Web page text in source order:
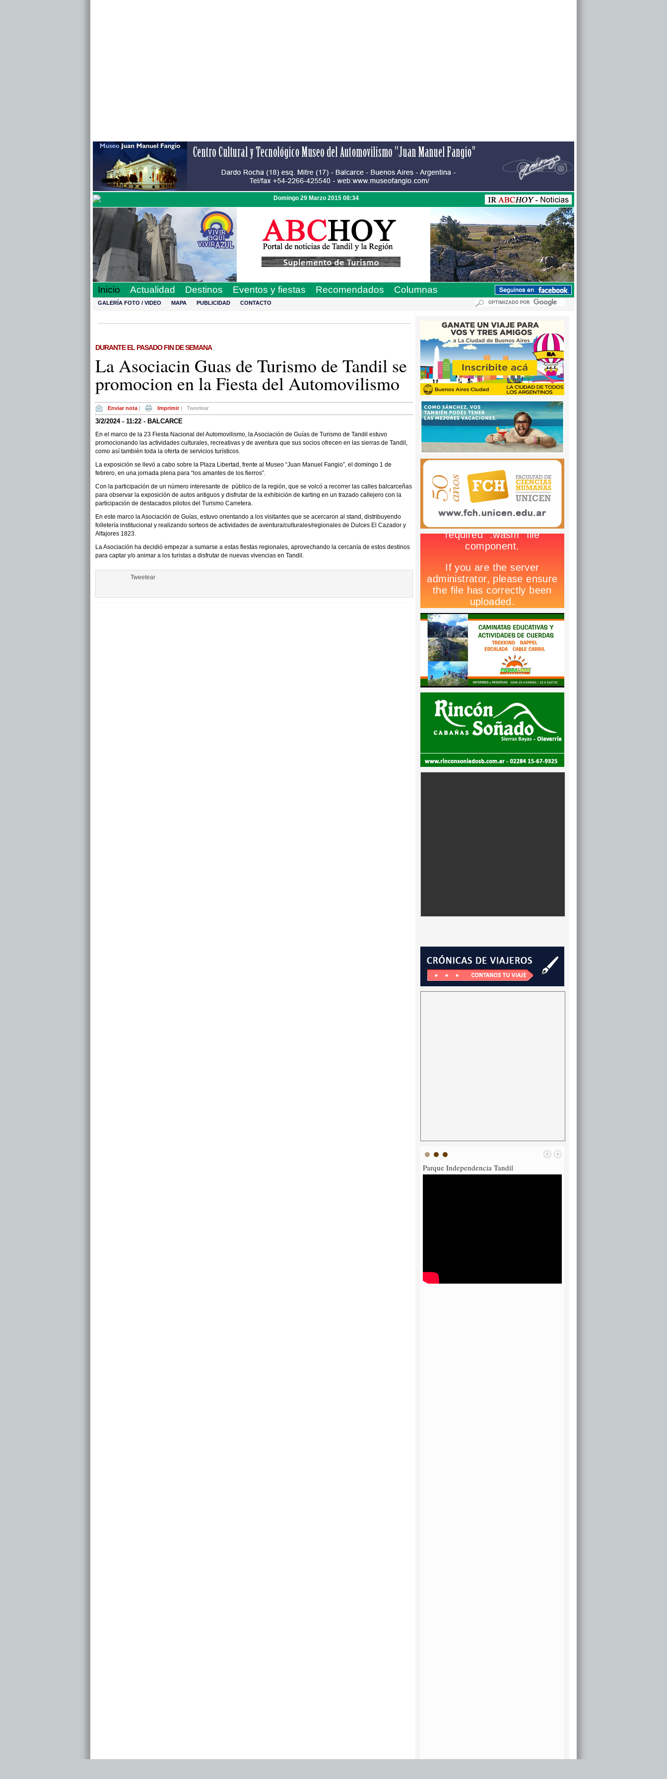
Domingo 29 Marzo 2015 08:34
Inicio Actualidad Destinos Eventos y fiestas Recomendados Columnas
GALERÍA FOTO / VIDEO MAPA PUBLICIDAD CONTACTO
DURANTE EL PASADO FIN DE SEMANA
La Asociacin Guas de Turismo de Tandil se
promocion en la Fiesta del Automovilismo
Enviar nota | Imprimir| Tweetear
3/2/2024 - 11:22 - BALCARCE
En el marco de la 23 Fiesta Nacional del Automovilismo, la Asociación de Guías de Turismo de Tandil estuvo
promocionando las actividades culturales, recreativas y de aventura que sus socios ofrecen en las sierras de Tandil,
como así también toda la oferta de servicios turísticos.
La exposición se llevó a cabo sobre la Plaza Libertad, frente al Museo “Juan Manuel Fangio”, el domingo 1 de
febrero, en una jornada plena para “los amantes de los fierros”.
Con la participación de un número interesante de público de la región, que se volcó a recorrer las calles balcarceñas
para observar la exposición de autos antiguos y disfrutar de la exhibición de karting en un trazado callejero con la
participación de destacados pilotos del Turismo Carretera.
En este marco la Asociación de Guías, estuvo orientando a los visitantes que se acercaron al stand, distribuyendo
folletería institucional y realizando sorteos de actividades de aventura/culturales/regionales de Dulces El Cazador y
Alfajores 1823.
La Asociación ha decidió empezar a sumarse a estas fiestas regionales, aprovechando la cercanía de estos destinos
para captar y/o animar a los turistas a disfrutar de nuevas vivencias en Tandil.
Tweetear
Parque Independencia Tandil